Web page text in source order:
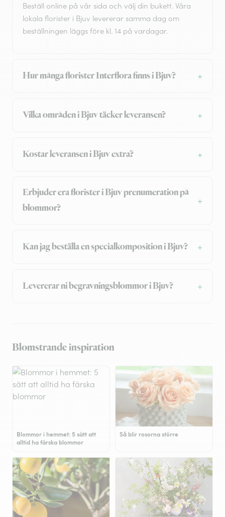
Beställ online på vår sida och välj din bukett. Våra
lokala florister i Bjuv levererar samma dag om
beställningen läggs före kl. 14 på vardagar.
Hur många florister Interflora finns i Bjuv?
Vilka områden i Bjuv täcker leveransen?
Kostar leveransen i Bjuv extra?
Erbjuder era florister i Bjuv prenumeration på
blommor?
Kan jag beställa en specialkomposition i Bjuv?
Levererar ni begravningsblommor i Bjuv?
Blomstrande inspiration
Blommor i hemmet: 5 sätt att
alltid ha färska blommor
Så blir rosorna större